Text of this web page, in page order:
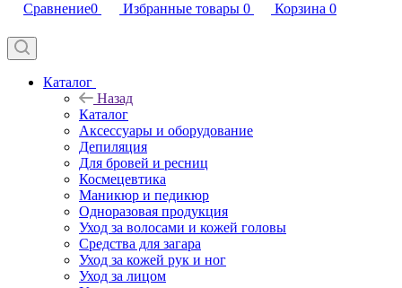
Сравнение0 Избранные товары 0 Корзина 0
Каталог
Назад
Каталог
Аксессуары и оборудование
Депиляция
Для бровей и ресниц
Космецевтика
Маникюр и педикюр
Одноразовая продукция
Уход за волосами и кожей головы
Средства для загара
Уход за кожей рук и ног
Уход за лицом